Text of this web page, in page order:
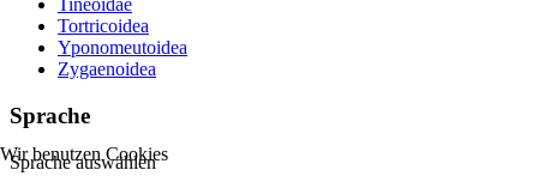
Tineoidae
Tortricoidea
Yponomeutoidea
Zygaenoidea
Sprache
Sprache auswählen
Wir benutzen Cookies